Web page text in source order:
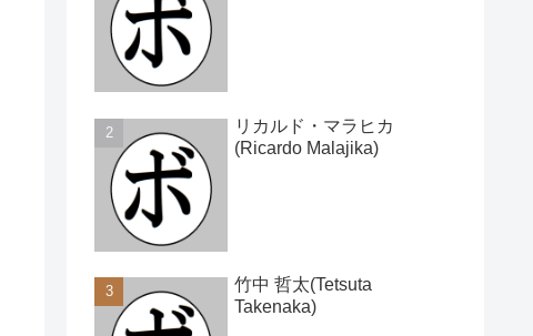
リカルド・マラヒカ
(Ricardo Malajika)
竹中 哲太(Tetsuta
Takenaka)